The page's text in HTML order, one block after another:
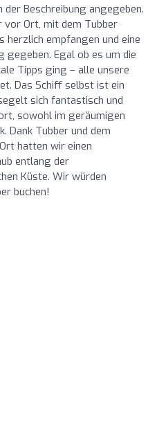
Beschreibung angegeben.
Ort, mit dem Tubber
herzlich empfangen und eine
gegeben. Egal ob es um die
Tipps ging – alle unsere
Das Schiff selbst ist ein
sich fantastisch und
sowohl im geräumigen
Dank Tubber und dem
hatten wir einen
entlang der
Küste. Wir würden
buchen!